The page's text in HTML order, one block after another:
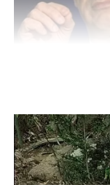
može ukazivati na
slučajevima,
ili upale, dok u
probleme. Također,